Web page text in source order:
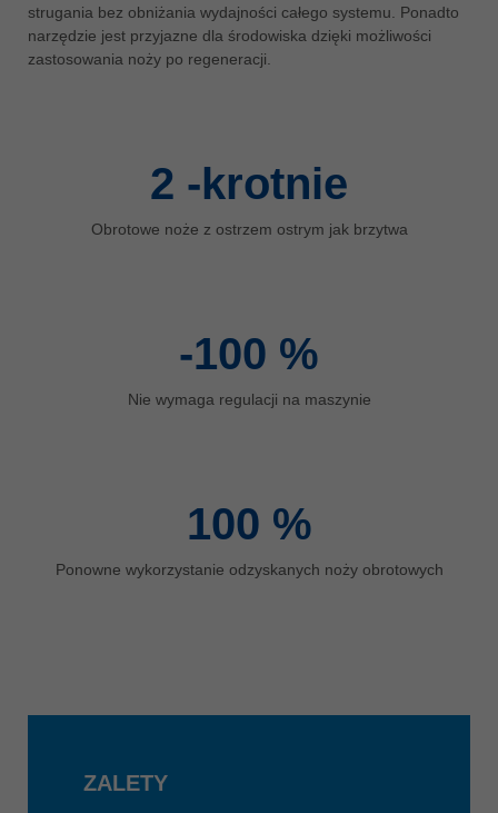
中国
中文
yкраїнська
strugania bez obniżania wydajności całego systemu. Ponadto
narzędzie jest przyjazne dla środowiska dzięki możliwości
zastosowania noży po regeneracji.
2 -krotnie
Obrotowe noże z ostrzem ostrym jak brzytwa
-100 %
Nie wymaga regulacji na maszynie
100 %
Ponowne wykorzystanie odzyskanych noży obrotowych
ZALETY